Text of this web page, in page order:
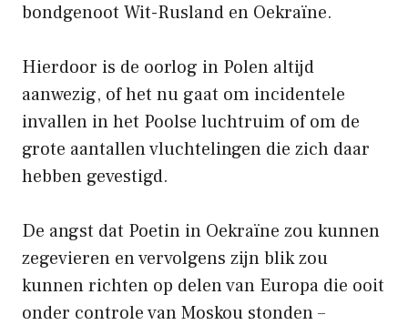
bondgenoot Wit-Rusland en Oekraïne.
Hierdoor is de oorlog in Polen altijd
aanwezig, of het nu gaat om incidentele
invallen in het Poolse luchtruim of om de
grote aantallen vluchtelingen die zich daar
hebben gevestigd.
De angst dat Poetin in Oekraïne zou kunnen
zegevieren en vervolgens zijn blik zou
kunnen richten op delen van Europa die ooit
onder controle van Moskou stonden –